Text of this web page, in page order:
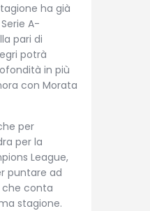
ha già
A-
pari di
potrà
in più
con Morata
per
per la
League,
puntare ad
che conta
stagione.